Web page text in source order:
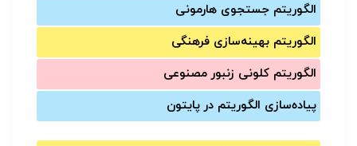
الگوریتم جستجوی هارمونی
الگوریتم بهینه‌سازی فرهنگی
الگوریتم کلونی زنبور مصنوعی
پیاده‌سازی الگوریتم در پایتون